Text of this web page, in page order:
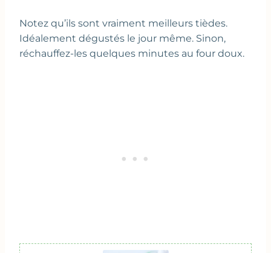
Notez qu’ils sont vraiment meilleurs tièdes.
Idéalement dégustés le jour même. Sinon,
réchauffez-les quelques minutes au four doux.